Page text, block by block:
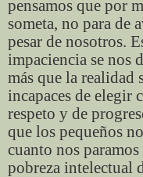
pensamos que por
someta, no para de
pesar de nosotros.
impaciencia se nos
más que la realidad
incapaces de elegir
respeto y de
que los pequeños
cuanto nos
pobreza intelectual